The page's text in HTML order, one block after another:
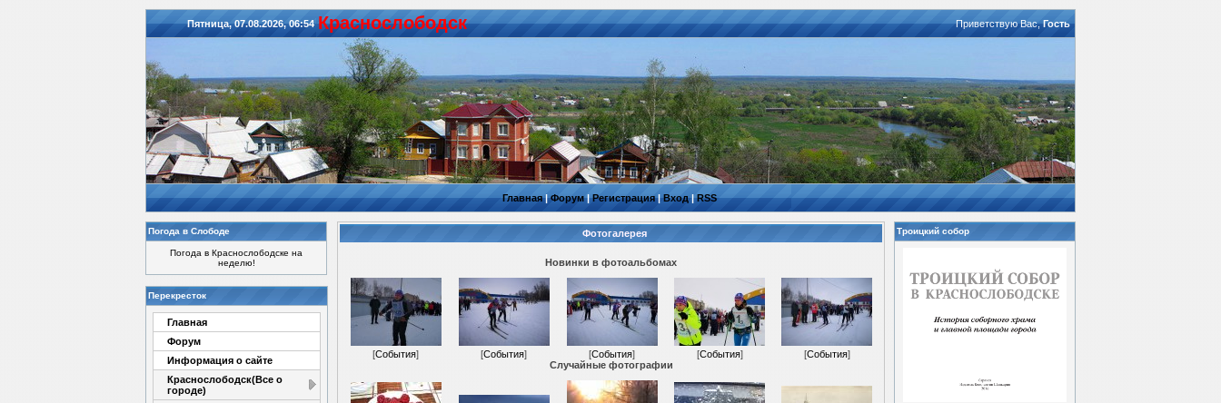
Пятница, 07.08.2026, 06:54 Красноcлободск Приветствую Вас,Гость
Главная|Форум|Регистрация|Вход|RSS
Погода в Слободе
Погода в Краснослободске на
неделю!
Перекресток
Главная
Форум
Информация о сайте
Краснослободск(Все о
городе)
Фотогалерея
Новинки в фотоальбомах
[События] [События] [События] [События] [События]
Случайные фотографии
Троицкий собор